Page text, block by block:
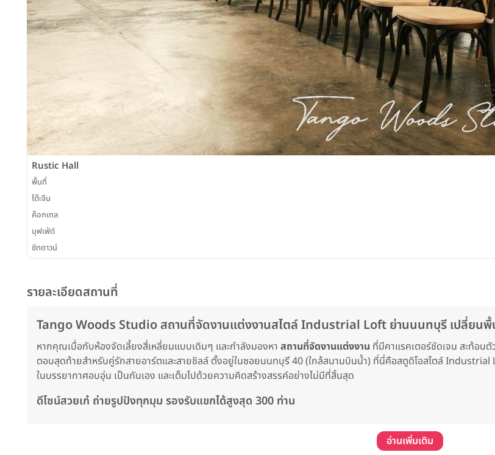
Rustic Hall
พื้นที่
โต๊ะจีน
ค็อกเทล
บุฟเฟ่ต์
ซิทดาวน์
รายละเอียดสถานที่
Tango Woods Studio สถานที่จัดงานแต่งงานสไตล์ Industrial Loft ย่านนนทบุรี เปลี่ยนพื้น
หากคุณเบื่อกับห้องจัดเลี้ยงสี่เหลี่ยมแบบเดิมๆ และกำลังมองหา สถานที่จัดงานแต่งงาน ที่มีคาแรคเตอร์ชัดเจน สะท้อน
ตอบสุดท้ายสำหรับคู่รักสายอาร์ตและสายชิลล์ ตั้งอยู่ในซอยนนทบุรี 40 (ใกล้สนามบินน้ำ) ที่นี่คือสตูดิโอสไตล์
ในบรรยากาศอบอุ่น เป็นกันเอง และเต็มไปด้วยความคิดสร้างสรรค์อย่างไม่มีที่สิ้นสุด
ดีไซน์สวยเก๋ ถ่ายรูปปังทุกมุม รองรับแขกได้สูงสุด 300 ท่าน
อ่านเพิ่มเติม